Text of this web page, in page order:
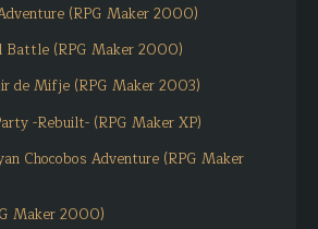
(RPG Maker 2000)
Battle (RPG Maker 2000)
de Mifje (RPG Maker 2003)
-Rebuilt- (RPG Maker XP)
Chocobos Adventure (RPG Maker
Maker 2000)